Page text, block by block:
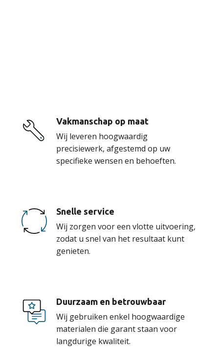
Vakmanschap op maat
Wij leveren hoogwaardig
precisiewerk, afgestemd op uw
specifieke wensen en behoeften.
Snelle service
Wij zorgen voor een vlotte uitvoering,
zodat u snel van het resultaat kunt
genieten.
Duurzaam en betrouwbaar
Wij gebruiken enkel hoogwaardige
materialen die garant staan voor
langdurige kwaliteit.